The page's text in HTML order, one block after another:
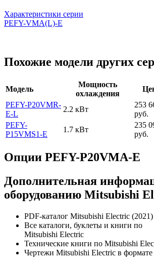
Характеристики серии
PEFY-VMA(L)-E
Похожие модели других
Модель
Мощность
охлаждения
PEFY-P20VMR-
E-L
2.2 кВт
253
руб.
PEFY-
P15VMS1-E
1.7 кВт
235
руб.
Опции PEFY-P20VMA-E
Дополнительная
оборудованию Mitsubishi
PDF-каталог Mitsubishi Electric (2021)
Все каталоги, буклеты и книги по
Mitsubishi Electric
Технические книги по Mitsubishi
Чертежи Mitsubishi Electric в